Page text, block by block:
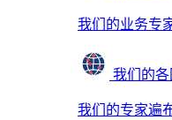
我们的业务专
我们的
我们的专家遍